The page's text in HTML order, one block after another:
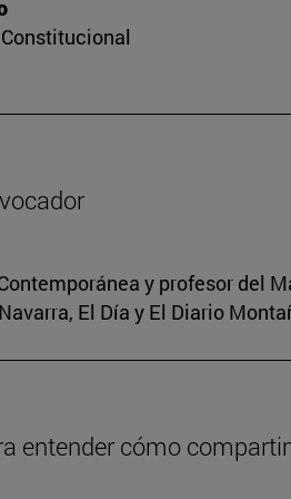
y profesor del
El Día y El Diario
entender cómo